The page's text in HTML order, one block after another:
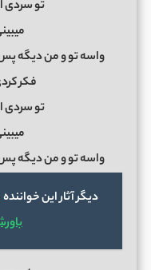
تو سردی
واسه تو و من دیگه
فکر
تو سردی
واسه تو و من دیگه
دیگر آثار این خواننده